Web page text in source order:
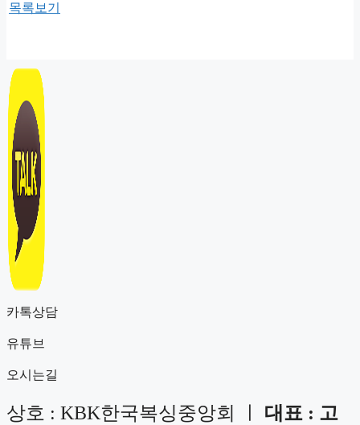
목록보기
카톡상담
유튜브
오시는길
상호 : KBK한국복싱중앙회 ㅣ 대표 : 고